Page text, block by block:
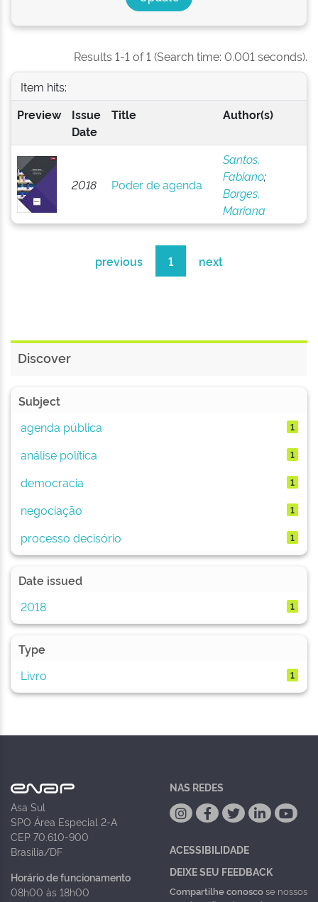
Results 1-1 of 1 (Search time: 0.001 seconds).
Item hits:
Preview
Issue
Date
Title Author(s)
2018 Poder de agenda
Santos,
Fabiano;
Borges,
Mariana
previous 1 next
Discover
Subject
agenda pública
1
análise política 1
democracia 1
negociação 1
processo decisório 1
Date issued
2018
1
Type
Livro
1
Asa Sul
SPO Área Especial 2-A
CEP 70.610-900
Brasília/DF
Horário de funcionamento
08h00 às 18h00
NAS REDES
ACESSIBILIDADE
DEIXE SEU FEEDBACK
Compartilhe conoscose nossos